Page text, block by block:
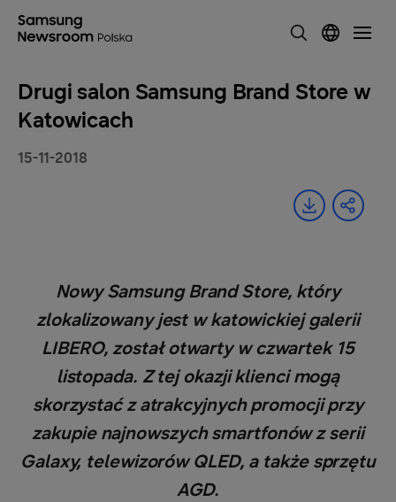
Drugi salon Samsung Brand Store w
Katowicach
15-11-2018
Nowy Samsung Brand Store, który
zlokalizowany jest w katowickiej galerii
LIBERO, został otwarty w czwartek 15
listopada. Z tej okazji klienci mogą
skorzystać z atrakcyjnych promocji przy
zakupie najnowszych smartfonów z serii
Galaxy, telewizorów QLED, a także sprzętu
AGD.